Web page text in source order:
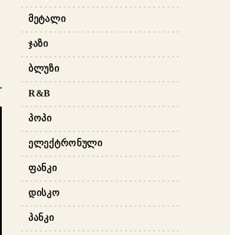
ᲛᲔᲢᲐᲚᲘ
ᲯᲐᲖᲘ
ᲑᲚᲣᲖᲘ
R&B
ᲞᲝᲞᲘ
ᲔᲚᲔᲥᲢᲠᲝᲜᲣᲚᲘ
ᲤᲐᲜᲙᲘ
ᲓᲘᲡᲙᲝ
ᲞᲐᲜᲙᲘ